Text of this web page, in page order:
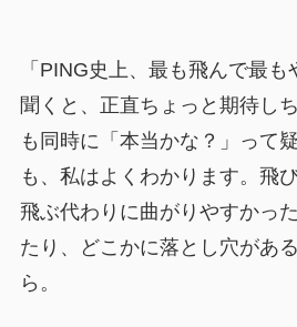
「PING史上、最も飛んで最
聞くと、正直ちょっと期待し
も同時に「本当かな？」って
も、私はよくわかります。飛
飛ぶ代わりに曲がりやすかっ
たり、どこかに落とし穴があ
ら。